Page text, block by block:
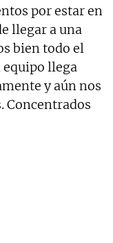
por estar en
llegar a una
bien todo el
equipo llega
y aún nos
Concentrados